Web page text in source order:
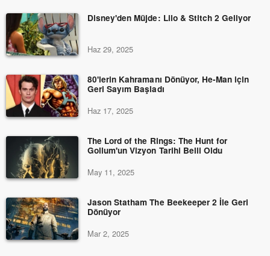
Disney'den Müjde: Lilo & Stitch 2 Geliyor
Haz 29, 2025
80'lerin Kahramanı Dönüyor, He-Man için
Geri Sayım Başladı
Haz 17, 2025
The Lord of the Rings: The Hunt for
Gollum'un Vizyon Tarihi Belli Oldu
May 11, 2025
Jason Statham The Beekeeper 2 İle Geri
Dönüyor
Mar 2, 2025